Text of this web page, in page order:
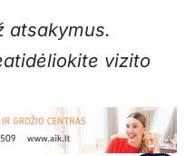
atsakymus.
vizito